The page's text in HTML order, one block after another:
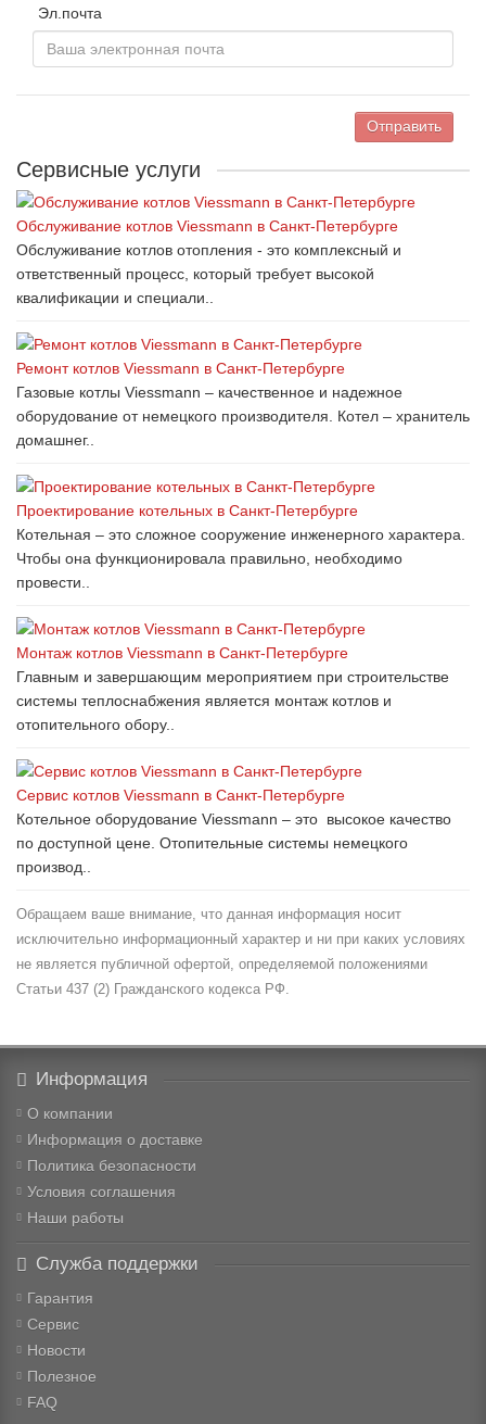
Эл.почта
Отправить
Сервисные услуги
Обслуживание котлов Viessmann в Санкт-Петербурге
Обслуживание котлов отопления - это комплексный и
ответственный процесс, который требует высокой
квалификации и специали..
Ремонт котлов Viessmann в Санкт-Петербурге
Газовые котлы Viessmann – качественное и надежное
оборудование от немецкого производителя. Котел – хранитель
домашнег..
Проектирование котельных в Санкт-Петербурге
Котельная – это сложное сооружение инженерного характера.
Чтобы она функционировала правильно, необходимо
провести..
Монтаж котлов Viessmann в Санкт-Петербурге
Главным и завершающим мероприятием при строительстве
системы теплоснабжения является монтаж котлов и
отопительного обору..
Сервис котлов Viessmann в Санкт-Петербурге
Котельное оборудование Viessmann – это высокое качество
по доступной цене. Отопительные системы немецкого
производ..
Обращаем ваше внимание, что данная информация носит
исключительно информационный характер и ни при каких условиях
не является публичной офертой, определяемой положениями
Статьи 437 (2) Гражданского кодекса РФ.
Информация
О компании
Информация о доставке
Политика безопасности
Условия соглашения
Наши работы
Служба поддержки
Гарантия
Сервис
Новости
Полезное
FAQ